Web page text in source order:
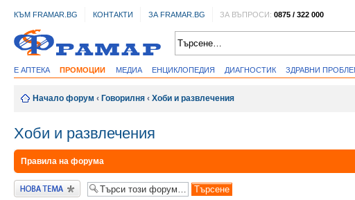
КЪМ FRAMAR.BG КОНТАКТИ ЗА FRAMAR.BG ЗА ВЪПРОСИ:0875 / 322 000
Е АПТЕКА ПРОМОЦИИ МЕДИА ЕНЦИКЛОПЕДИЯ ДИАГНОСТИК ЗДРАВНИ
Начало форум ‹ Говорилня ‹ Хоби и развлечения
Хоби и развлечения
Правила на форума
Публикувай нова
тема